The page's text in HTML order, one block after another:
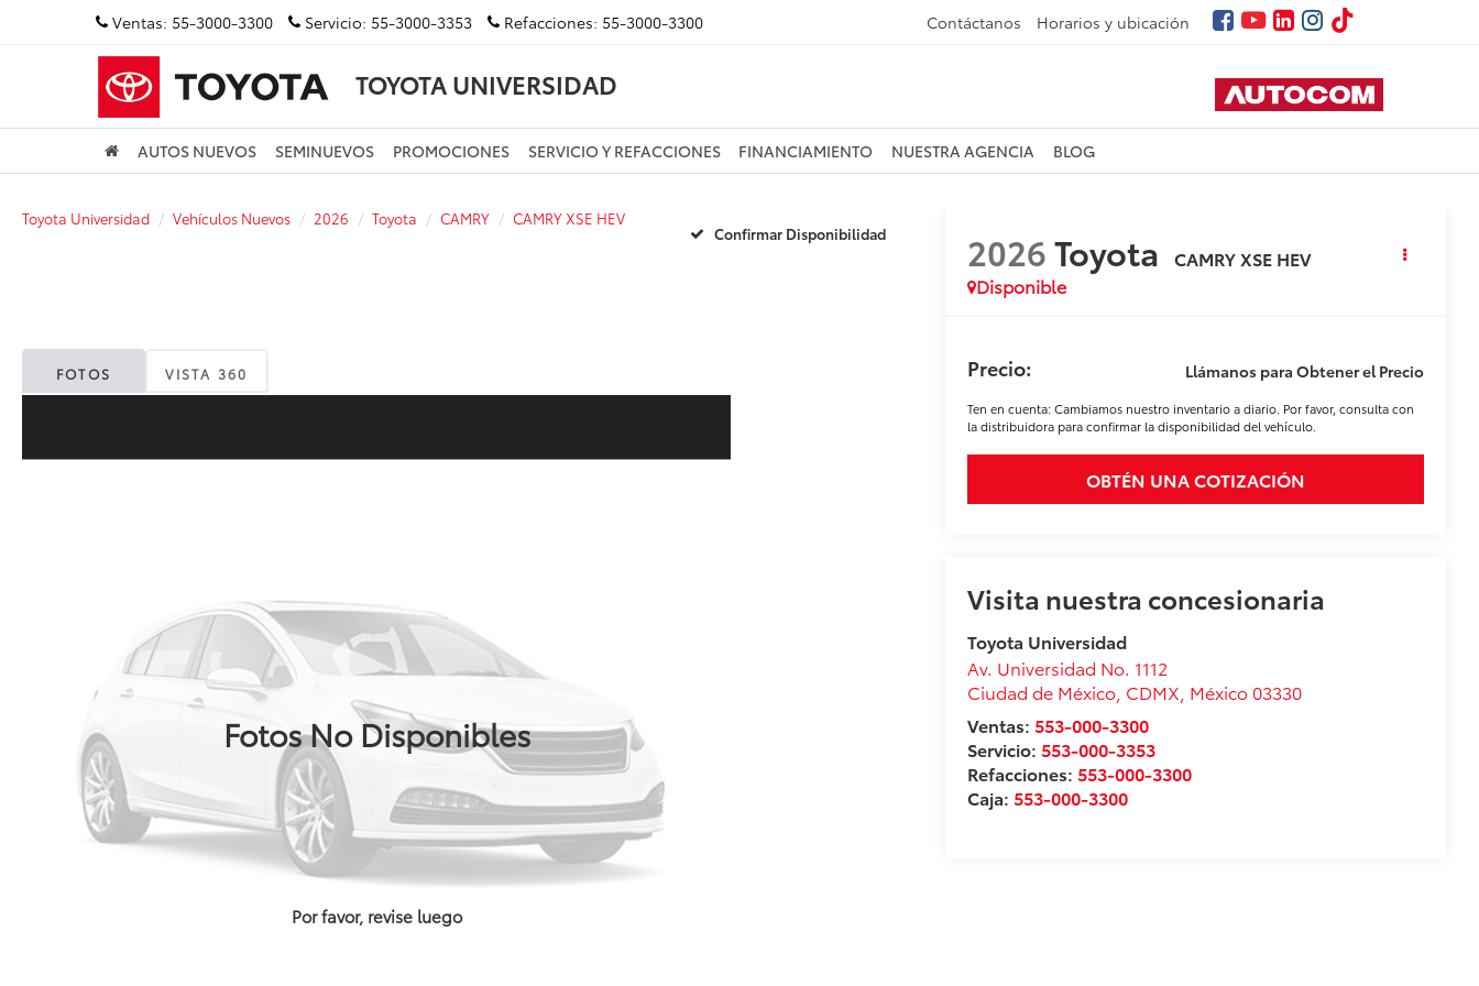
Ventas: 55-3000-3300 Servicio: 55-3000-3353 Refacciones: 55-3000-3300 Contáctanos Horarios y ubicación
TOYOTA UNIVERSIDAD
AUTOS NUEVOS SEMINUEVOS PROMOCIONES SERVICIO Y REFACCIONES FINANCIAMIENTO NUESTRA AGENCIA BLOG
Toyota Universidad Vehículos Nuevos 2026 Toyota CAMRY CAMRY XSE HEV
Confirmar Disponibilidad
FOTOS VISTA 360
Fotos No Disponibles
Por favor, revise luego
2026Toyota
CAMRY XSE HEV
Disponible
Precio: Llámanos para Obtener el Precio
Ten en cuenta: Cambiamos nuestro inventario a diario. Por favor, consulta con
la distribuidora para confirmar la disponibilidad del vehículo.
OBTÉN UNA COTIZACIÓN
Visita nuestra concesionaria
Toyota Universidad
Av. Universidad No. 1112
Ciudad de México CDMX , México 03330
Ventas:553-000-3300
Servicio:553-000-3353
Refacciones:553-000-3300
Caja:553-000-3300